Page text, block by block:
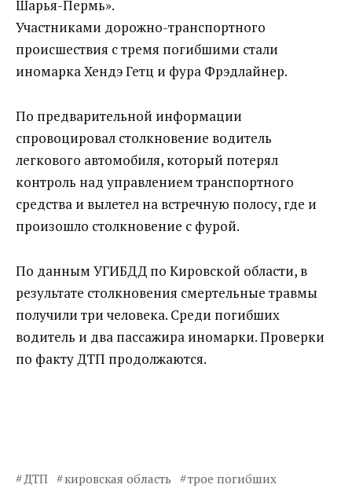
Шарья-Пермь».
Участниками дорожно-транспортного
происшествия с тремя погибшими стали
иномарка Хендэ Гетц и фура Фрэдлайнер.
По предварительной информации
спровоцировал столкновение водитель
легкового автомобиля, который потерял
контроль над управлением транспортного
средства и вылетел на встречную полосу, где и
произошло столкновение с фурой.
По данным УГИБДД по Кировской области, в
результате столкновения смертельные травмы
получили три человека. Среди погибших
водитель и два пассажира иномарки. Проверки
по факту ДТП продолжаются.
ДТП кировская область трое погибших